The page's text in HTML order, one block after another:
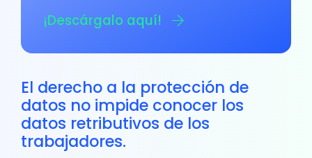
¡Descárgalo aquí!
El derecho a la protección de
datos no impide conocer los
datos retributivos de los
trabajadores.